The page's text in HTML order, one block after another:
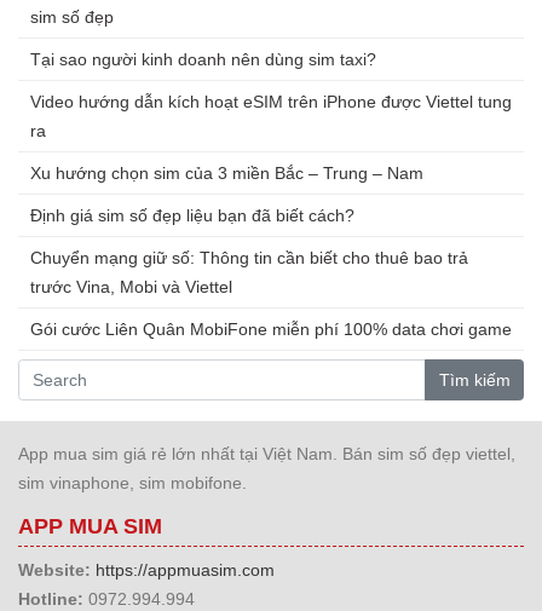
sim số đẹp
Tại sao người kinh doanh nên dùng sim taxi?
Video hướng dẫn kích hoạt eSIM trên iPhone được Viettel tung
ra
Xu hướng chọn sim của 3 miền Bắc – Trung – Nam
Định giá sim số đẹp liệu bạn đã biết cách?
Chuyển mạng giữ số: Thông tin cần biết cho thuê bao trả
trước Vina, Mobi và Viettel
Gói cước Liên Quân MobiFone miễn phí 100% data chơi game
Tìm kiếm
App mua sim giá rẻ lớn nhất tại Việt Nam. Bán sim số đẹp viettel,
sim vinaphone, sim mobifone.
APP MUA SIM
Website: https://appmuasim.com
Hotline: 0972.994.994